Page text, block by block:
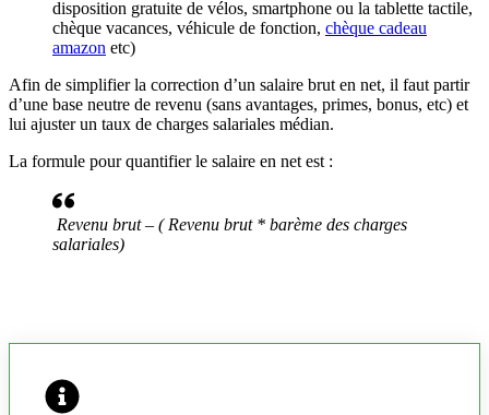
disposition gratuite de vélos, smartphone ou la tablette tactile,
chèque vacances, véhicule de fonction, chèque cadeau
amazon etc)
Afin de simplifier la correction d’un salaire brut en net, il faut partir
d’une base neutre de revenu (sans avantages, primes, bonus, etc) et
lui ajuster un taux de charges salariales médian.
La formule pour quantifier le salaire en net est :
Revenu brut – ( Revenu brut * barème des charges
salariales)